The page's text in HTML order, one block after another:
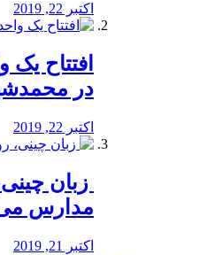
اکتبر 22, 2019
افتتاح
در
اکتبر 22, 2019
زبان
مدارس
اکتبر 21, 2019